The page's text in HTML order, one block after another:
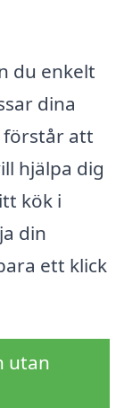
du enkelt
dina
förstår att
hjälpa dig
kök i
din
ett klick
utan